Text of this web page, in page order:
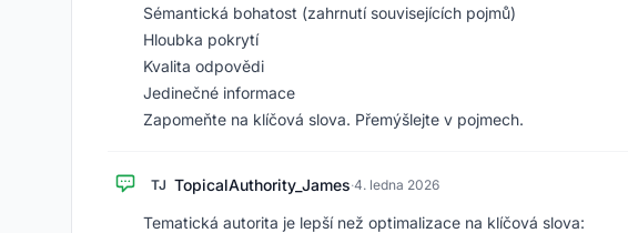
Sémantická bohatost (zahrnutí souvisejících pojmů)
Hloubka pokrytí
Kvalita odpovědi
Jedinečné informace
Zapomeňte na klíčová slova. Přemýšlejte v pojmech.
TJ TopicalAuthority_James·4. ledna 2026
Tematická autorita je lepší než optimalizace na klíčová slova: